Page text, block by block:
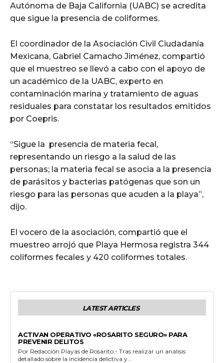
Autónoma de Baja California (UABC) se acredita
que sigue la presencia de coliformes.
El coordinador de la Asociación Civil Ciudadanía
Mexicana, Gabriel Camacho Jiménez, compartió
que el muestreo se llevó a cabo con el apoyo de
un académico de la UABC, experto en
contaminación marina y tratamiento de aguas
residuales para constatar los resultados emitidos
por Coepris.
“Sigue la presencia de materia fecal,
representando un riesgo a la salud de las
personas; la materia fecal se asocia a la presencia
de parásitos y bacterias patógenas que son un
riesgo para las personas que acuden a la playa”,
dijo.
El vocero de la asociación, compartió que el
muestreo arrojó que Playa Hermosa registra 344
coliformes fecales y 420 coliformes totales.
LATEST ARTICLES
ACTIVAN OPERATIVO «ROSARITO SEGURO» PARA
PREVENIR DELITOS
Por Redacción Playas de Rosarito.- Tras realizar un análisis
detallado sobre la incidencia delictiva y...